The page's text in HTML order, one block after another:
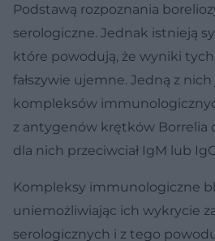
Podstawą rozpoznania
serologiczne. Jednak istnieją
które powodują, że wyniki
fałszywie ujemne. Jedną z
kompleksów
z antygenów krętków Borrelia
dla nich przeciwciał IgM lub
Kompleksy immunologiczne
uniemożliwiając ich wykrycie
serologicznych i z tego